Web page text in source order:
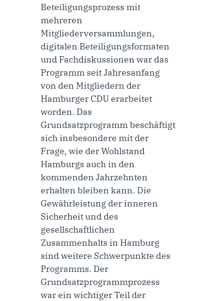
Beteiligungsprozess mit
mehreren
Mitgliederversammlungen,
digitalen Beteiligungsformaten
und Fachdiskussionen war das
Programm seit Jahresanfang
von den Mitgliedern der
Hamburger CDU erarbeitet
worden. Das
Grundsatzprogramm beschäftigt
sich insbesondere mit der
Frage, wie der Wohlstand
Hamburgs auch in den
kommenden Jahrzehnten
erhalten bleiben kann. Die
Gewährleistung der inneren
Sicherheit und des
gesellschaftlichen
Zusammenhalts in Hamburg
sind weitere Schwerpunkte des
Programms. Der
Grundsatzprogrammprozess
war ein wichtiger Teil der